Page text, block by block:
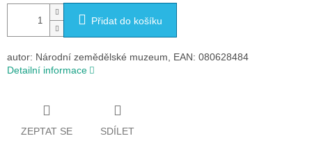
Přidat do košíku
autor: Národní zemědělské muzeum, EAN: 080628484
Detailní informace
ZEPTAT SE SDÍLET